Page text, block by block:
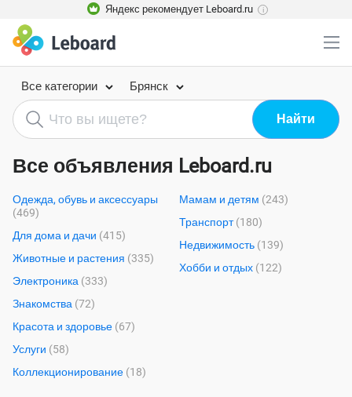
Яндекс рекомендует Leboard.ru i
Все категории Брянск
Все объявления Leboard.ru
Одежда, обувь и аксессуары
(469)
Для дома и дачи (415)
Животные и растения (335)
Электроника (333)
Мамам и детям (243)
Транспорт(180)
Недвижимость (139)
Хобби и отдых (122)
Знакомства (72)
Красота и здоровье (67)
Услуги (58)
Коллекционирование (18)